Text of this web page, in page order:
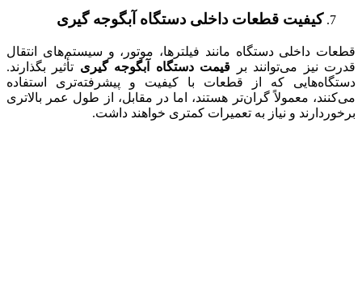
کیفیت قطعات داخلی دستگاه آبگوجه گیری
قطعات داخلی دستگاه مانند فیلترها، موتور، و سیستم‌های انتقال
قدرت نیز می‌توانند بر قیمت دستگاه آبگوجه گیری تأثیر بگذارند.
دستگاه‌هایی که از قطعات با کیفیت و پیشرفته‌تری استفاده
می‌کنند، معمولاً گران‌تر هستند، اما در مقابل، از طول عمر بالاتری
برخوردارند و نیاز به تعمیرات کمتری خواهند داشت.